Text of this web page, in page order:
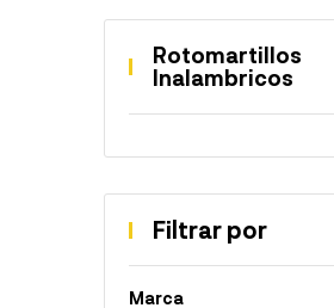
Rotomartillos
Inalambricos
Filtrar por
Marca